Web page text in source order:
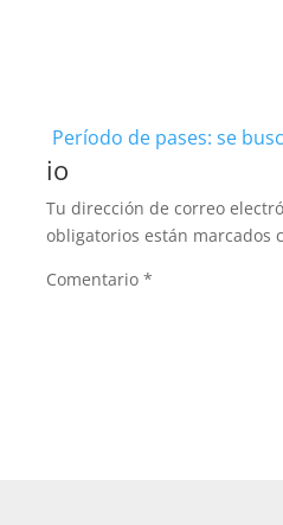
Período de pases: se
io
Tu dirección de correo
obligatorios están marcados
Comentario*